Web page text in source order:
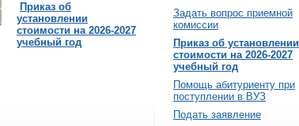
Приказ об
установлении
стоимости на 2026-2027
учебный год
Задать вопрос приемной
комиссии
Приказ об установлении
стоимости на 2026-2027
учебный год
Помощь абитуриенту при
поступлении в ВУЗ
Подать заявление